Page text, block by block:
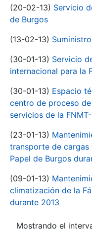
(20-02-13) Servicio
de Burgos
(13-02-13)
(30-01-13) Servicio
internacional para la
(30-01-13) Espacio
centro de proceso
servicios de la
(23-01-13)
transporte de cargas
Papel de Burgos
(09-01-13)
climatización de la
durante 2013
Mostrando el